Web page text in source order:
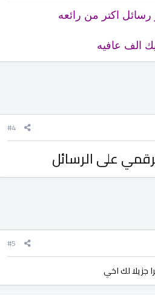
اكتر من رائعه
الف عافيه
#4
على الرسائل
#5
جزيلا لك اخي​